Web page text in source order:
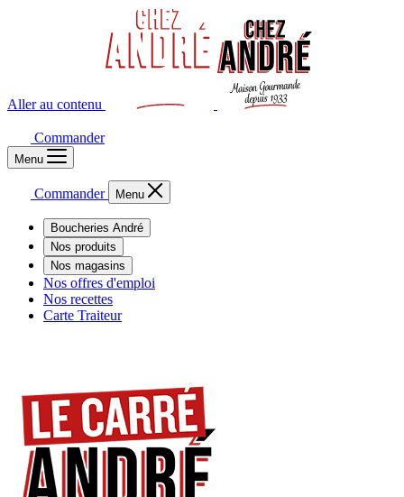
Aller au contenu
Commander
Menu
Commander Menu
Boucheries André
Nos produits
Nos magasins
Nos offres d'emploi
Nos recettes
Carte Traiteur